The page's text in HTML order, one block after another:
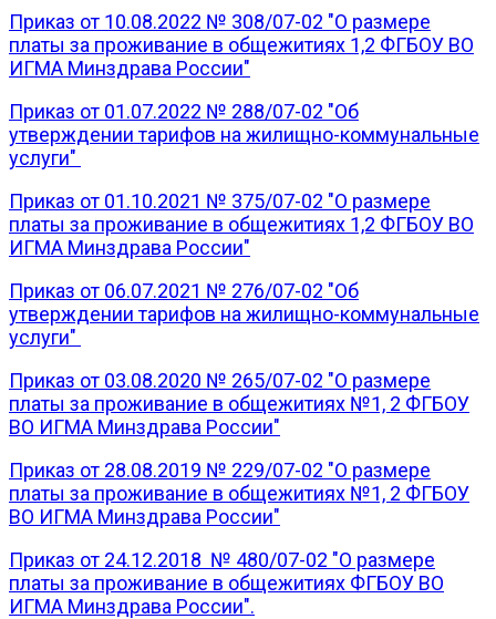
Приказ от 10.08.2022 № 308/07-02 "О размере
платы за проживание в общежитиях 1,2 ФГБОУ ВО
ИГМА Минздрава России"
Приказ от 01.07.2022 № 288/07-02 "Об
утверждении тарифов на жилищно-коммунальные
услуги"
Приказ от 01.10.2021 № 375/07-02 "О размере
платы за проживание в общежитиях 1,2 ФГБОУ ВО
ИГМА Минздрава России"
Приказ от 06.07.2021 № 276/07-02 "Об
утверждении тарифов на жилищно-коммунальные
услуги"
Приказ от 03.08.2020 № 265/07-02 "О размере
платы за проживание в общежитиях №1, 2 ФГБОУ
ВО ИГМА Минздрава России"
Приказ от 28.08.2019 № 229/07-02 "О размере
платы за проживание в общежитиях №1, 2 ФГБОУ
ВО ИГМА Минздрава России"
Приказ от 24.12.2018 № 480/07-02 "О размере
платы за проживание в общежитиях ФГБОУ ВО
ИГМА Минздрава России".